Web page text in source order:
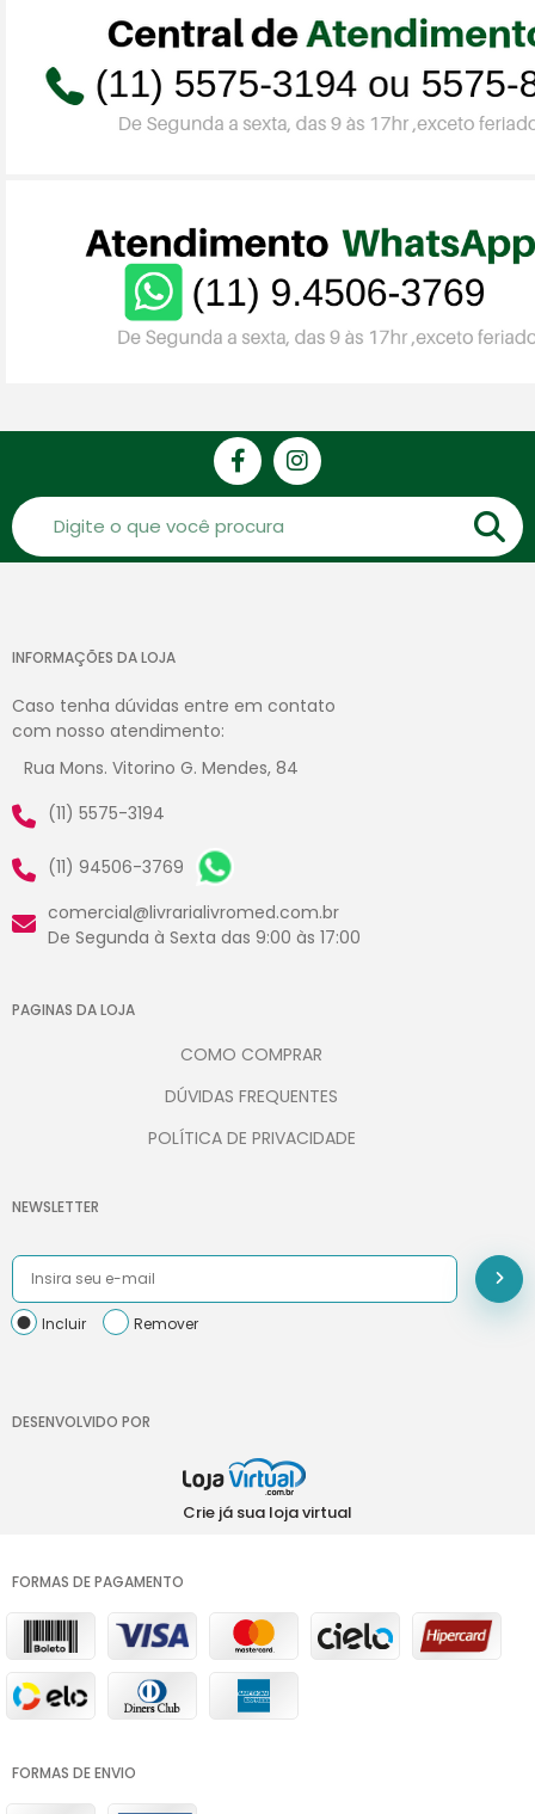
INFORMAÇÕES DA LOJA
Caso tenha dúvidas entre em contato
com nosso atendimento:
Rua Mons. Vitorino G. Mendes, 84
(11) 5575-3194
(11) 94506-3769
comercial@livrarialivromed.com.br
De Segunda à Sexta das 9:00 às 17:00
PAGINAS DA LOJA
COMO COMPRAR
DÚVIDAS FREQUENTES
POLÍTICA DE PRIVACIDADE
NEWSLETTER
Incluir Remover
DESENVOLVIDO POR
Crie já sua loja virtual
FORMAS DE PAGAMENTO
FORMAS DE ENVIO